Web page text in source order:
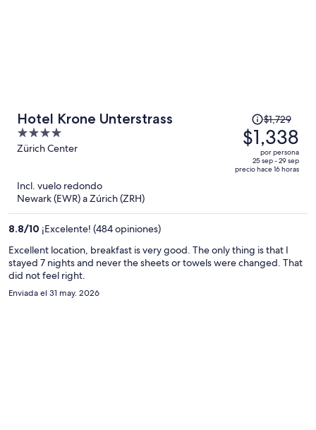
Hotel Krone Unterstrass
4
out
Zürich Center
precio
era
de
$1,729
$1,338
por
$1,729
$1,338
por persona
25 sep - 29 sep
precio hace 16 horas
Incl. vuelo redondo
Newark (EWR) a Zúrich (ZRH)
8.8/10 ¡Excelente! (484 opiniones)
Excellent location, breakfast is very good. The only thing is that I
stayed 7 nights and never the sheets or towels were changed. That
did not feel right.
Enviada el 31 may. 2026